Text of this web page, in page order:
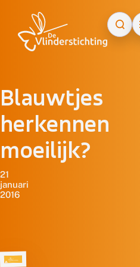
Blauwtjes
herkennen
moeilijk?
21
januari
2016